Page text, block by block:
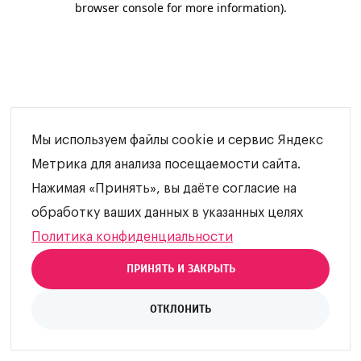
browser console for more information).
Мы используем файлы cookie и сервис Яндекс
Метрика для анализа посещаемости сайта.
Нажимая «Принять», вы даёте согласие на
обработку ваших данных в указанных целях
Политика конфиденциальности
ПРИНЯТЬ И ЗАКРЫТЬ
ОТКЛОНИТЬ